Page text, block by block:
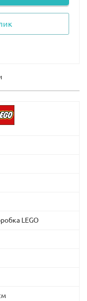
LEGO